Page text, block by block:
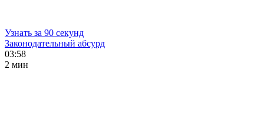
Узнать за 90 секунд
Законодательный абсурд
03:58
2 мин